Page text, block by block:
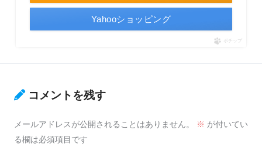
Yahooショッピング
ポチップ
コメントを残す
メールアドレスが公開されることはありません。 ※ が付いてい
る欄は必須項目です